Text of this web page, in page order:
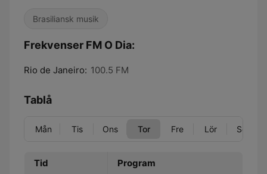
Brasiliansk musik
Frekvenser FM O Dia:
Rio de Janeiro: 100.5 FM
Tablå
Mån Tis Ons Tor Fre Lör Sön
Tid Program